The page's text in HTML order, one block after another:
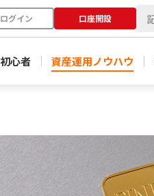
ログイン 口座開設
初心者 資産運用ノウハウ